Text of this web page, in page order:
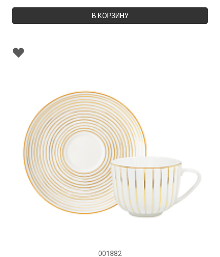
В КОРЗИНУ
001882